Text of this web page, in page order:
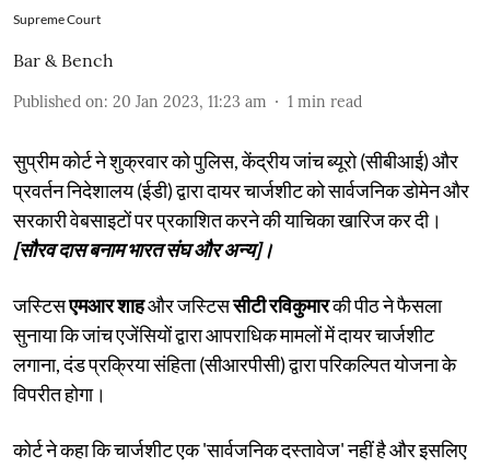
Supreme Court
Bar & Bench
Published on: 20 Jan 2023, 11:23 am 1 min read
सुप्रीम कोर्ट ने शुक्रवार को पुलिस, केंद्रीय जांच ब्यूरो (सीबीआई) और
प्रवर्तन निदेशालय (ईडी) द्वारा दायर चार्जशीट को सार्वजनिक डोमेन और
सरकारी वेबसाइटों पर प्रकाशित करने की याचिका खारिज कर दी।
[सौरव दास बनाम भारत संघ और अन्य]।
जस्टिसएमआर शाहऔर जस्टिससीटी रविकुमारकी पीठ ने फैसला
सुनाया कि जांच एजेंसियों द्वारा आपराधिक मामलों में दायर चार्जशीट
लगाना, दंड प्रक्रिया संहिता (सीआरपीसी) द्वारा परिकल्पित योजना के
विपरीत होगा।
कोर्ट ने कहा कि चार्जशीट एक 'सार्वजनिक दस्तावेज' नहीं है और इसलिए